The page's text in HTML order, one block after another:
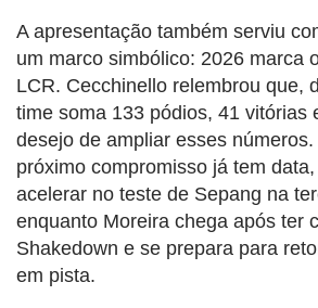
A apresentação também serviu
um marco simbólico: 2026 marca
LCR. Cecchinello relembrou que,
time soma 133 pódios, 41 vitórias
desejo de ampliar esses
próximo compromisso já tem
acelerar no teste de Sepang na
enquanto Moreira chega após ter
Shakedown e se prepara para
em pista.